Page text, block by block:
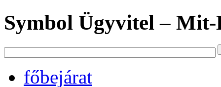
Symbol Ügyvitel – Mit-
főbejárat